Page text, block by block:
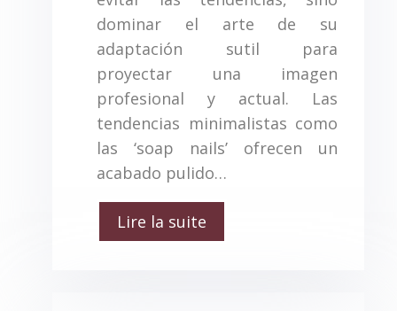
dominar el arte de su
adaptación sutil para
proyectar una imagen
profesional y actual. Las
tendencias minimalistas como
las ‘soap nails’ ofrecen un
acabado pulido…
Lire la suite